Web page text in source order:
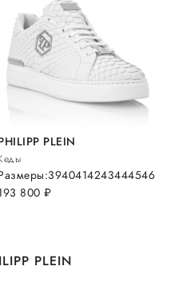
PLEIN
800руб.
3940414243444546
PLEIN